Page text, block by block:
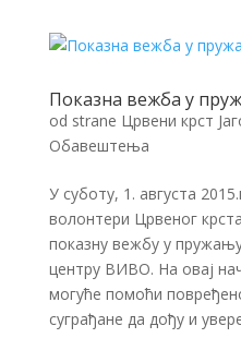
Показна вежба у
od strane Црвени крст
Обавештења
У суботу, 1. августа
волонтери Црвеног
показну вежбу у
центру ВИВО. На овај
могуће помоћи
суграђане да дођу и